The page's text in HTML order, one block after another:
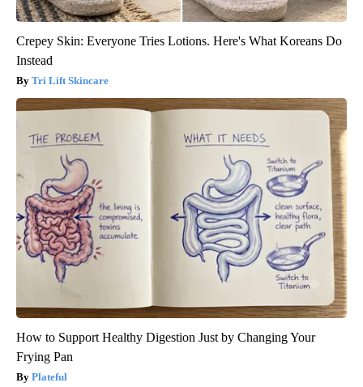
Crepey Skin: Everyone Tries Lotions. Here's What Koreans Do
Instead
Tri Lift Skincare
How to Support Healthy Digestion Just by Changing Your
Frying Pan
Plateful